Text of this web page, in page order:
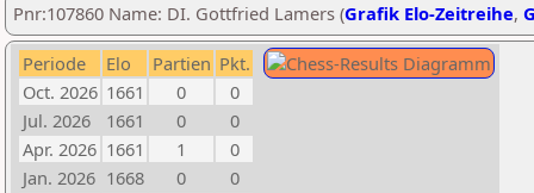
Pnr:107860 Name: DI. Gottfried Lamers (Grafik Elo-Zeitreihe,
Periode Elo Partien Pkt.
Oct. 2026 1661 0
0
Jul. 2026
1661 0
0
Apr. 2026 1661 1
0
Jan. 2026 1668 0
0